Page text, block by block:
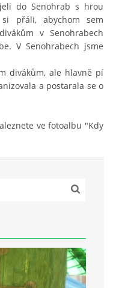
do Senohrab s hrou
přáli, abychom sem
v Senohrabech
V Senohrabech jsme
divákům, ale hlavně pí
a postarala se o
ve fotoalbu "Kdy